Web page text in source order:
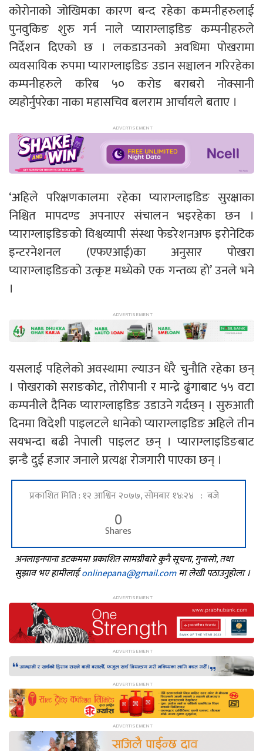
कोरोनाको जोखिमका कारण बन्द रहेका कम्पनीहरुलाई
पुनवुकिङ शुरु गर्न नाले प्याराग्लाइडिङ कम्पनीहरुले
निर्देशन दिएको छ । लकडाउनको अवधिमा पोखरामा
व्यवसायिक रुपमा प्याराग्लाइडिङ उडान सञ्चालन गरिरहेका
कम्पनीहरुले करिब ५० करोड बराबरो नोक्सानी
व्यहोर्नुपरेका नाका महासचिव बलराम आर्चायले बताए ।
‘अहिले परिक्षणकालमा रहेका प्याराग्लाइडिङ सुरक्षाका
निश्चित मापदण्ड अपनाएर संचालन भइरहेका छन ।
प्याराग्लाइडिङको विश्वव्यापी संस्था फेडरेशनअफ इरोनेटिक
इन्टरनेशनल (एफएआई)का अनुसार पोखरा
प्याराग्लाइडिङको उत्कृष्ट मध्येको एक गन्तव्य हो’ उनले भने
।
यसलाई पहिलेको अवस्थामा ल्याउन धेरै चुनौति रहेका छन्
। पोखराको सराङकोट, तोरीपानी र मान्द्रे ढुंगाबाट ५५ वटा
कम्पनीले दैनिक प्याराग्लाइडिङ उडाउने गर्दछन् । सुरुआती
दिनमा विदेशी पाइलटले धानेको प्याराग्लाइडिङ अहिले तीन
सयभन्दा बढी नेपाली पाइलट छन् । प्याराग्लाइडिङबाट
झन्डै दुई हजार जनाले प्रत्यक्ष रोजगारी पाएका छन् ।
प्रकाशित मिति : १२ आश्विन २०७७, सोमबार १४:२४ : बजे
0
Shares
अनलाइनपाना डटकममा प्रकाशित सामग्रीबारे कुनै सूचना, गुनासो, तथा
सुझाव भए हामीलाईonlinepana@gmail.comमा लेखी पठाउनुहोला ।